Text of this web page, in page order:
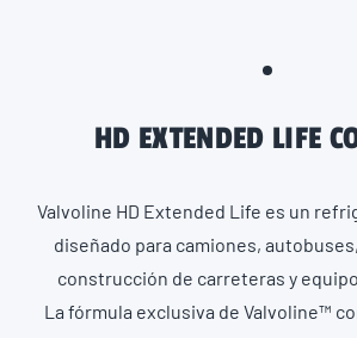
HD EXTENDED LIFE
Valvoline HD Extended Life es un
diseñado para camiones,
construcción de carreteras y
La fórmula exclusiva de Valvoline™